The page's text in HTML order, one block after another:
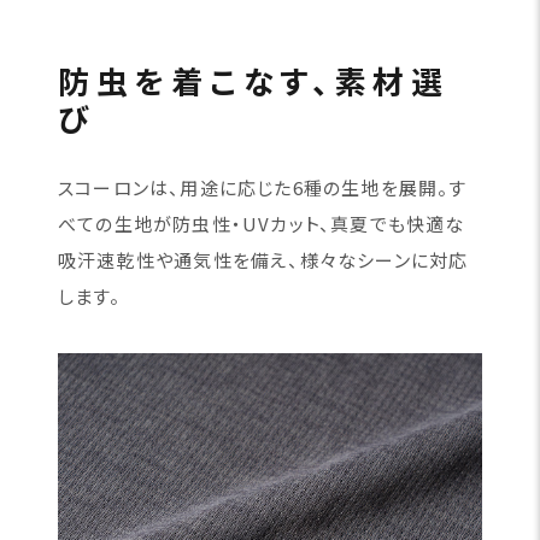
防虫を着こなす、素材選
び
スコーロンは、用途に応じた6種の生地を展開。す
べての生地が防虫性・UVカット、真夏でも快適な
吸汗速乾性や通気性を備え、様々なシーンに対応
します。